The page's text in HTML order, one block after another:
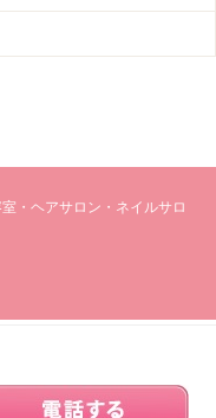
・ヘアサロン・ネイルサロ